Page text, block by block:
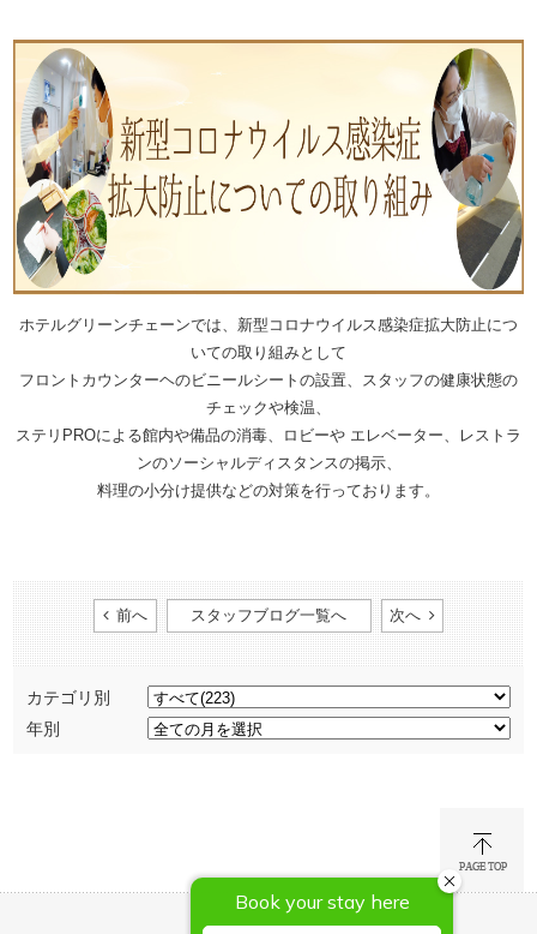
ホテルグリーンチェーンでは、新型コロナウイルス感染症拡大防止につ
いての取り組みとして
フロントカウンターヘのビニールシートの設置、スタッフの健康状態の
チェックや検温、
ステリPROによる館内や備品の消毒、ロビーや エレベーター、レストラ
ンのソーシャルディスタンスの掲示、
料理の小分け提供などの対策を行っております。
前へ スタッフブログ一覧へ 次へ
カテゴリ別
年別